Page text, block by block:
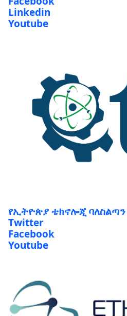
Linkedin
Youtube
የኢትዮጵያ ቴክኖሎጂ ባለስልጣን
Twitter
Facebook
Youtube